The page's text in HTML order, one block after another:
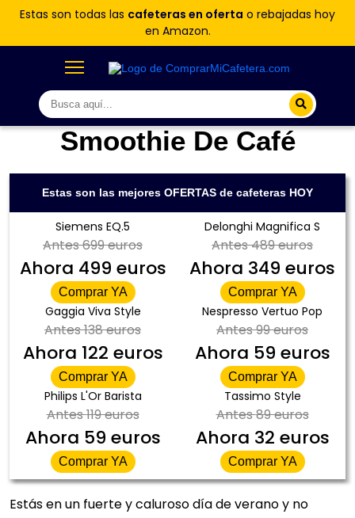
Estas son todas las cafeteras en oferta o rebajadas hoy
en Amazon.
Smoothie De Café
Estas son las mejores OFERTAS de cafeteras HOY
Siemens EQ.5
Antes699 euros
Ahora 499 euros
Comprar YA
Delonghi Magnifica S
Antes489 euros
Ahora 349 euros
Comprar YA
Gaggia Viva Style
Antes138 euros
Ahora 122 euros
Comprar YA
Nespresso Vertuo Pop
Antes99 euros
Ahora 59 euros
Comprar YA
Philips L'Or Barista
Antes119 euros
Ahora 59 euros
Comprar YA
Tassimo Style
Antes89 euros
Ahora 32 euros
Comprar YA
Estás en un fuerte y caluroso día de verano y no